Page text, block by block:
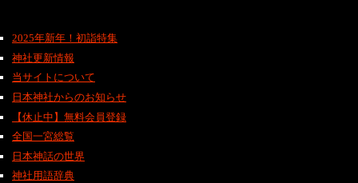
2025年新年！初詣特集
神社更新情報
当サイトについて
日本神社からのお知らせ
【休止中】無料会員登録
全国一宮総覧
日本神話の世界
神社用語辞典